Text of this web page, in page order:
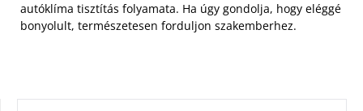
autóklíma tisztítás folyamata. Ha úgy gondolja, hogy eléggé
bonyolult, természetesen forduljon szakemberhez.